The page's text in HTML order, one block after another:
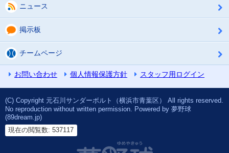
ニュース
掲示板
チームページ
お問い合わせ 個人情報保護方針 スタッフ用ログイン
(C) Copyright 元石川サンダーボルト（横浜市青葉区） All rights reserved.
No reproduction without written permission. Powered by 夢野球
(89dream.jp)
現在の閲覧数: 537117